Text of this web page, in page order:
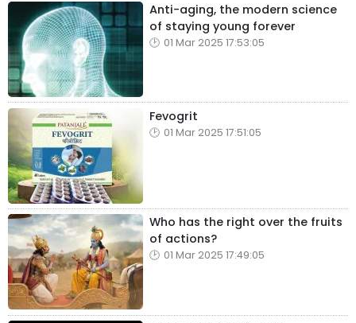
Anti-aging, the modern science
of staying young forever
01 Mar 2025 17:53:05
Fevogrit
01 Mar 2025 17:51:05
Who has the right over the fruits
of actions?
01 Mar 2025 17:49:05